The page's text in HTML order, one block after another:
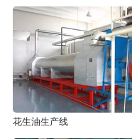
花生油生产线